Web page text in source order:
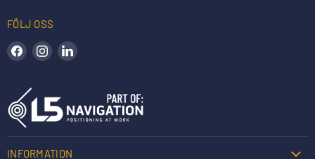
FÖLJ OSS
Hitta oss på Facebook
Hitta oss på Instagram
INFORMATION